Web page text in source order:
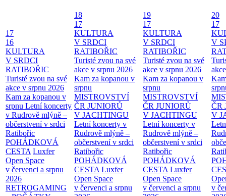
17
16
KULTURA
V SRDCI
RATIBOŘIC
Turisté zvou na své
akce v srpnu 2026
Kam za kopanou v
srpnu Letní koncerty
v Rudrově mlýně –
občerstvení v srdci
Ratibořic
POHÁDKOVÁ
CESTA Luxfer
Open Space
v červenci a srpnu
2026
RETROGAMING
18
17
KULTURA
V SRDCI
RATIBOŘIC
Turisté zvou na své
akce v srpnu 2026
Kam za kopanou v
srpnu
MISTROVSTVÍ
ČR JUNIORŮ
V JACHTINGU
Letní koncerty v
Rudrově mlýně –
občerstvení v srdci
Ratibořic
POHÁDKOVÁ
CESTA Luxfer
Open Space
v červenci a srpnu
19
17
KULTURA
V SRDCI
RATIBOŘIC
Turisté zvou na své
akce v srpnu 2026
Kam za kopanou v
srpnu
MISTROVSTVÍ
ČR JUNIORŮ
V JACHTINGU
Letní koncerty v
Rudrově mlýně –
občerstvení v srdci
Ratibořic
POHÁDKOVÁ
CESTA Luxfer
Open Space
v červenci a srpnu
20
17
V
ČR
V
v